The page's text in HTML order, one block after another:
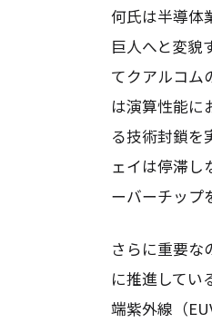
何氏は半導体
巨人へと変貌
てクアルコム
は演算性能に
る技術封鎖を
ェイは停滞し
ーバーチップ
さらに重要な
に推進してい
端紫外線（